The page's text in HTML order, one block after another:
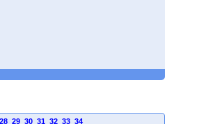
28 29 30 31 32 33 34